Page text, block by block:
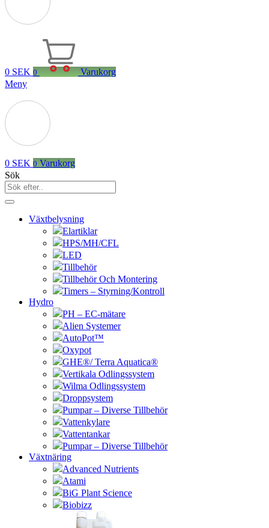
0 SEK 0
Varukorg
Meny
0 SEK 0 Varukorg
Sök
Växtbelysning
Elartiklar
HPS/MH/CFL
LED
Tillbehör
Tillbehör Och Montering
Timers – Styrning/Kontroll
Hydro
PH – EC-mätare
Alien Systemer
AutoPot™
Oxypot
GHE®/ Terra Aquatica®
Vertikala Odlingssystem
Wilma Odlingssystem
Droppsystem
Pumpar – Diverse Tillbehör
Vattenkylare
Vattentankar
Pumpar – Diverse Tillbehör
Växtnäring
Advanced Nutrients
Atami
BiG Plant Science
Biobizz